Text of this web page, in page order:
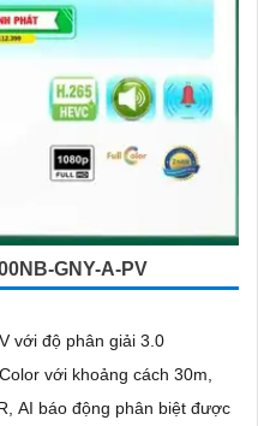
GNY-A-PV
với độ phân giải 3.0
với khoảng cách 30m,
AI báo động phân biệt được